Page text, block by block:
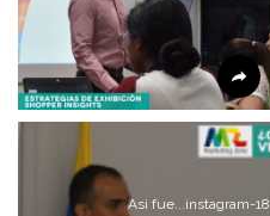
Asi fue...instagram-18